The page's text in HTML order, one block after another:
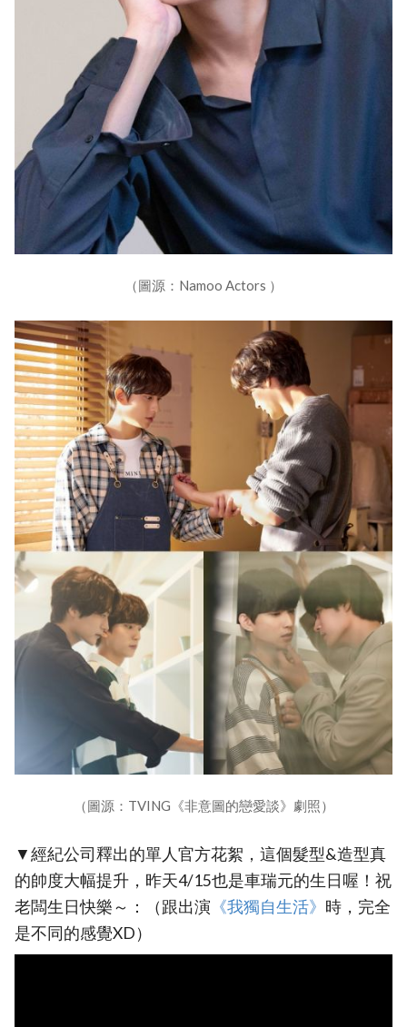
（圖源：Namoo Actors ）
（圖源：TVING《非意圖的戀愛談》劇照）
▼經紀公司釋出的單人官方花絮，這個髮型&造型真
的帥度大幅提升，昨天4/15也是車瑞元的生日喔！祝
老闆生日快樂～：（跟出演 《我獨自生活》 時，完全
是不同的感覺XD）